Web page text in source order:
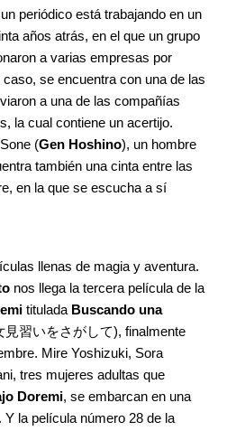
periódico está trabajando en un
años atrás, en el que un grupo
a varias empresas por
se encuentra con una de las
a una de las compañías
la cual contiene un acertijo.
(Gen Hoshino), un hombre
también una cinta entre las
en la que se escucha a sí
llenas de magia y aventura.
nos llega la tercera película de la
titulada Buscando una
見習いをさがして), finalmente
Mire Yoshizuki, Sora
tres mujeres adultas que
Doremi, se embarcan en una
la película número 28 de la